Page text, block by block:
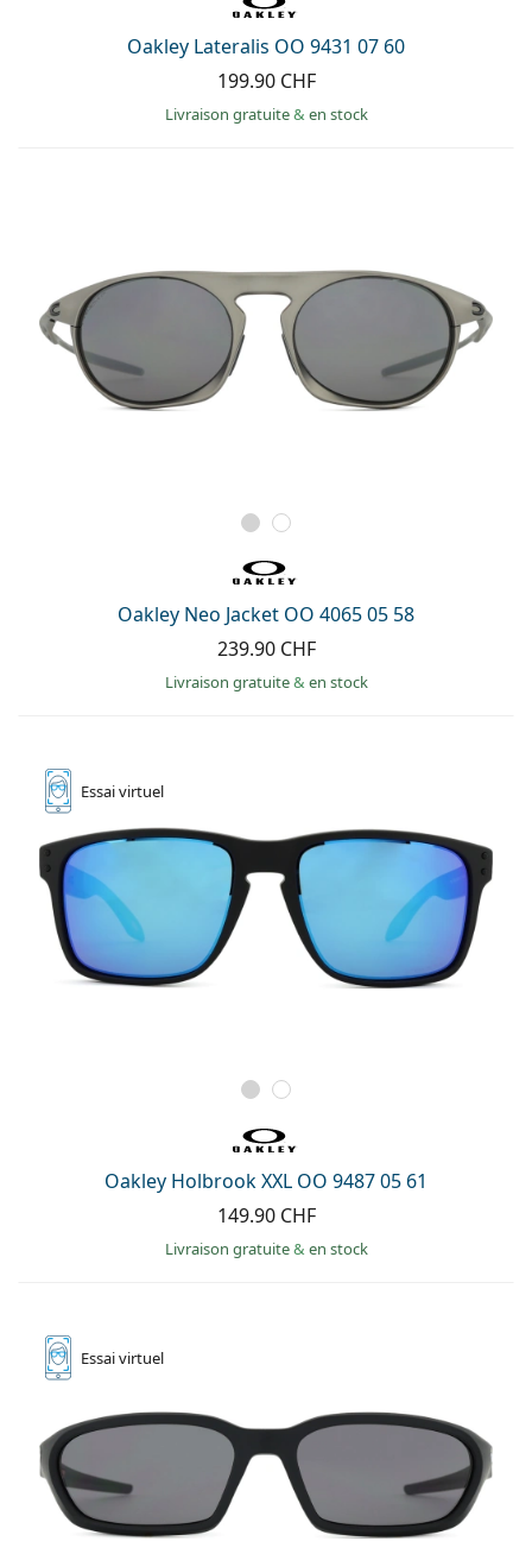
Oakley Lateralis OO 9431 07 60
199.90 CHF
Livraison gratuite& en stock
Oakley Neo Jacket OO 4065 05 58
239.90 CHF
Livraison gratuite& en stock
Essaivirtuel
Oakley Holbrook XXL OO 9487 05 61
149.90 CHF
Livraison gratuite& en stock
Essaivirtuel